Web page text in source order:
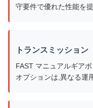
守要件で優れた性能を
トランスミッション
FAST マニュアルギア
オプションは,異なる運